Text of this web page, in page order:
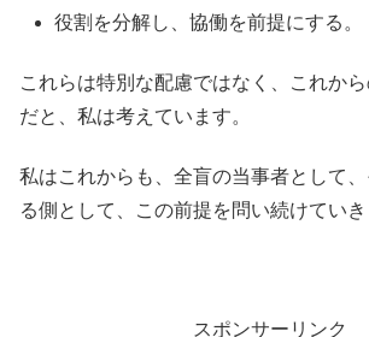
役割を分解し、協働を前提にする。
これらは特別な配慮ではなく、これか
だと、私は考えています。
私はこれからも、全盲の当事者として
る側として、この前提を問い続けていき
スポンサーリンク